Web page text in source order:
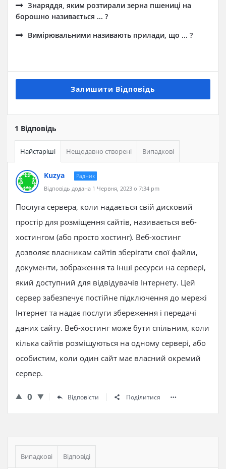
Знаряддя, яким розтирали зерна пшениці на
борошно називається ... ?
Вимірювальними називають прилади, що ... ?
Залишити Відповідь
1 Відповідь
Найстаріші Нещодавно створені Випадкові
Kuzya
Радник
Відповідь додана 1 Червня, 2023 о 7:34 pm
Послуга сервера, коли надається свій дисковий
простір для розміщення сайтів, називається веб-
хостингом (або просто хостинг). Веб-хостинг
дозволяє власникам сайтів зберігати свої файли,
документи, зображення та інші ресурси на сервері,
який доступний для відвідувачів Інтернету. Цей
сервер забезпечує постійне підключення до мережі
Інтернет та надає послуги збереження і передачі
даних сайту. Веб-хостинг може бути спільним, коли
кілька сайтів розміщуються на одному сервері, або
особистим, коли один сайт має власний окремий
сервер.
0 Відповісти Поділитися
Бічна
панель
Випадкові Відповіді